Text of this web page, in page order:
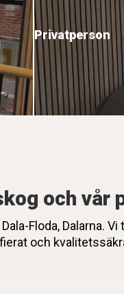
Privatperson
och vår
Floda, Dalarna.
och